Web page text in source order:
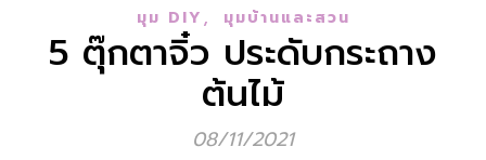
มุม DIY, มุมบ้านและสวน
5 ตุ๊กตาจิ๋ว ประดับกระถาง
ต้นไม้
08/11/2021